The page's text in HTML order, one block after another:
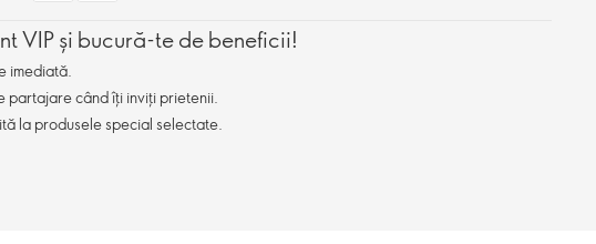
VIP și bucură-te de beneficii!
imediată.
partajare când îți inviți prietenii.
la produsele special selectate.